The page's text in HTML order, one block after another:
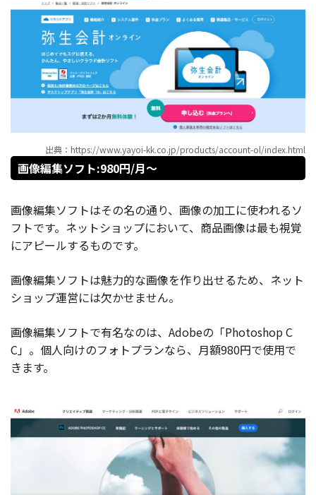
出典：https://www.yayoi-kk.co.jp/products/account-ol/index.html
画像編集ソフト:980円/月〜
画像編集ソフトはその名の通り、画像の加工に使われるソ
フトです。ネットショップにおいて、商品画像は最も視覚
にアピールするものです。
画像編集ソフトは魅力的な画像を作り出せるため、ネット
ショップ運営には欠かせません。
画像編集ソフトで有名なのは、Adobeの「Photoshop C
C」。個人向けのフォトプランなら、月額980円で使用で
きます。